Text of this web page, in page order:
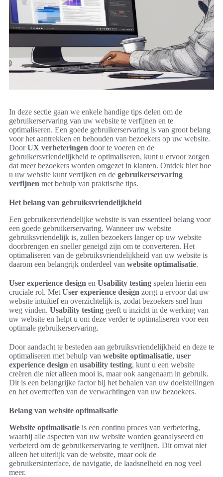
In deze sectie gaan we enkele handige tips delen om de
gebruikerservaring van uw website te verfijnen en te
optimaliseren. Een goede gebruikerservaring is van groot belang
voor het aantrekken en behouden van bezoekers op uw website.
DoorUX verbeteringen door te voeren en de
gebruikersvriendelijkheid te optimaliseren, kunt u ervoor zorgen
dat meer bezoekers worden omgezet in klanten. Ontdek hier hoe
u uw website kunt verrijken en de gebruikerservaring
verfijnen met behulp van praktische tips.
Het belang van gebruiksvriendelijkheid
Een gebruikersvriendelijke website is van essentieel belang voor
een goede gebruikerservaring. Wanneer uw website
gebruiksvriendelijk is, zullen bezoekers langer op uw website
doorbrengen en sneller geneigd zijn om te converteren. Het
optimaliseren van de gebruiksvriendelijkheid van uw website is
daarom een belangrijk onderdeel van website optimalisatie.
User experience design en Usability testing spelen hierin een
cruciale rol. Met User experience design zorgt u ervoor dat uw
website intuïtief en overzichtelijk is, zodat bezoekers snel hun
weg vinden. Usability testing geeft u inzicht in de werking van
uw website en helpt u om deze verder te optimaliseren voor een
optimale gebruikerservaring.
Door aandacht te besteden aan gebruiksvriendelijkheid en deze te
optimaliseren met behulp van website optimalisatie, user
experience design en usability testing, kunt u een website
creëren die niet alleen mooi is, maar ook aangenaam in gebruik.
Dit is een belangrijke factor bij het behalen van uw doelstellingen
en het overtreffen van de verwachtingen van uw bezoekers.
Belang van website optimalisatie
Website optimalisatie is een continu proces van verbetering,
waarbij alle aspecten van uw website worden geanalyseerd en
verbeterd om de gebruikerservaring te verfijnen. Dit omvat niet
alleen het uiterlijk van de website, maar ook de
gebruikersinterface, de navigatie, de laadsnelheid en nog veel
meer.